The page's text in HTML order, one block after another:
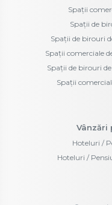
Spații
Spații de
Spații de birouri
Spații comerciale
Spații de birouri
Spații
Vânzări
Hoteluri /
Hoteluri /